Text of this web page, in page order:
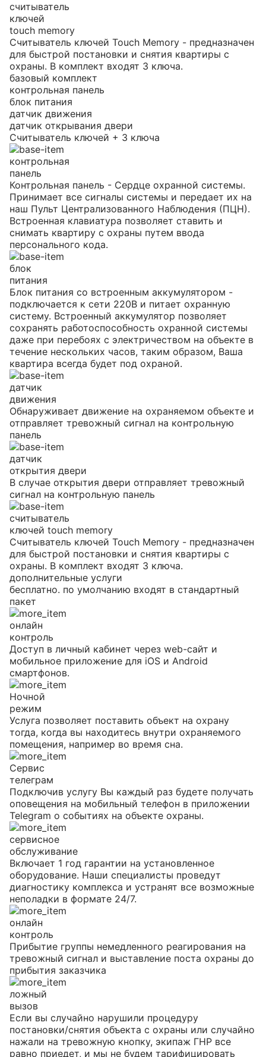
считыватель
ключей
touch memory
Считыватель ключей Touch Memory - предназначен
для быстрой постановки и снятия квартиры с
охраны. В комплект входят 3 ключа.
базовый комплект
контрольная панель
блок питания
датчик движения
датчик открывания двери
Считыватель ключей + 3 ключа
контрольная
панель
Контрольная панель - Сердце охранной системы.
Принимает все сигналы системы и передает их на
наш Пульт Централизованного Наблюдения (ПЦН).
Встроенная клавиатура позволяет ставить и
снимать квартиру с охраны путем ввода
персонального кода.
блок
питания
Блок питания со встроенным аккумулятором -
подключается к сети 220В и питает охранную
систему. Встроенный аккумулятор позволяет
сохранять работоспособность охранной системы
даже при перебоях с электричеством на объекте в
течение нескольких часов, таким образом, Ваша
квартира всегда будет под охраной.
датчик
движения
Обнаруживает движение на охраняемом объекте и
отправляет тревожный сигнал на контрольную
панель
датчик
открытия двери
В случае открытия двери отправляет тревожный
сигнал на контрольную панель
считыватель
ключей touch memory
Считыватель ключей Touch Memory - предназначен
для быстрой постановки и снятия квартиры с
охраны. В комплект входят 3 ключа.
дополнительные услуги
бесплатно. по умолчанию входят в стандартный
пакет
онлайн
контроль
Доступ в личный кабинет через web-сайт и
мобильное приложение для iOS и Android
смартфонов.
Ночной
режим
Услуга позволяет поставить объект на охрану
тогда, когда вы находитесь внутри охраняемого
помещения, например во время сна.
Сервис
телеграм
Подключив услугу Вы каждый раз будете получать
оповещения на мобильный телефон в приложении
Telegram о событиях на объекте охраны.
сервисное
обслуживание
Включает 1 год гарантии на установленное
оборудование. Наши специалисты проведут
диагностику комплекса и устранят все возможные
неполадки в формате 24/7.
онлайн
контроль
Прибытие группы немедленного реагирования на
тревожный сигнал и выставление поста охраны до
прибытия заказчика
ложный
вызов
Если вы случайно нарушили процедуру
постановки/снятия объекта с охраны или случайно
нажали на тревожную кнопку, экипаж ГНР все
равно приедет, и мы не будем тарифицировать